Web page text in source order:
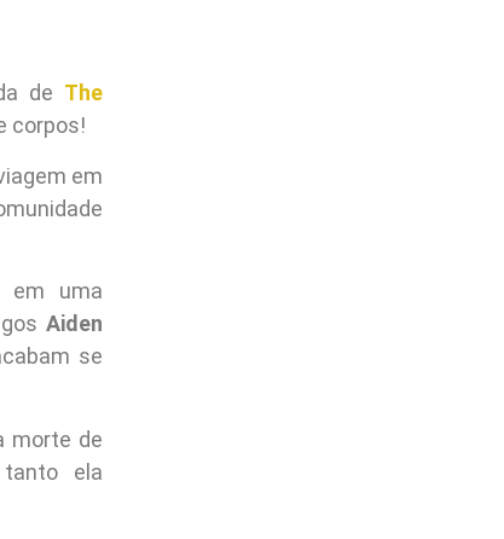
de The
corpos!
em
em uma
Aiden
se
morte de
ela